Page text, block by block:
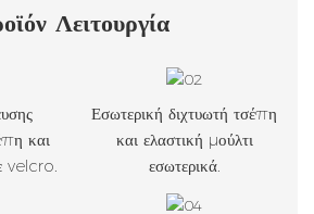
Λειτουργία
και
velcro.
Εσωτερική διχτυωτή τσέπη
και ελαστική μούλτι
εσωτερικά.